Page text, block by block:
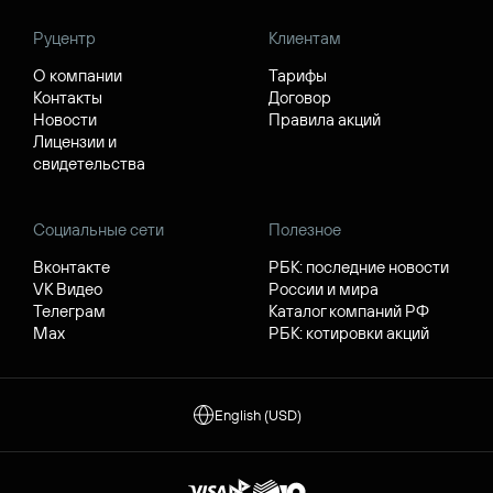
Руцентр
О компании
Контакты
Новости
Лицензии и
свидетельства
Клиентам
Тарифы
Договор
Правила акций
Социальные сети
Вконтакте
VK Видео
Телеграм
Max
Полезное
РБК: последние новости
России и мира
Каталог компаний РФ
РБК: котировки акций
English (USD)